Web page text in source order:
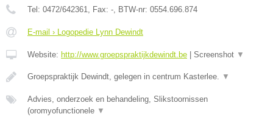
Tel: 0472/642361 , Fax: - , BTW-nr: 0554.696.874
E-mail › Logopedie Lynn Dewindt
Website: http://www.groepspraktijkdewindt.be Screenshot ▼
Groepspraktijk Dewindt, gelegen in centrum Kasterlee. ▼
Advies, onderzoek en behandeling, Slikstoornissen
(oromyofunctionele ▼